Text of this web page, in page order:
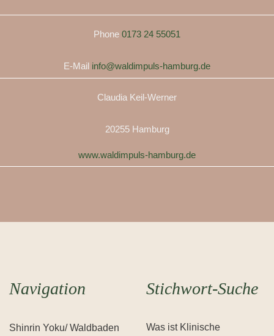
Phone 0173 24 55051
E-Mail info@waldimpuls-hamburg.de
Claudia Keil-Werner
20255 Hamburg
www.waldimpuls-hamburg.de
Navigation
Shinrin Yoku/ Waldbaden
Stichwort-Suche
Was ist Klinische